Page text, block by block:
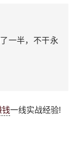
一半，不干永
钱一线实战经验!